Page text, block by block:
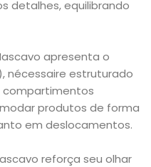
detalhes, equilibrando
apresenta o
nécessaire estruturado
produtos de forma
em deslocamentos.
reforça seu olhar